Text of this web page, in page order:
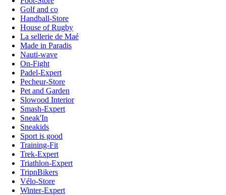
Golf and co
Handball-Store
House of Rugby
La sellerie de Maé
Made in Paradis
Nauti-wave
On-Fight
Padel-Expert
Pecheur-Store
Pet and Garden
Slowood Interior
Smash-Expert
Sneak'In
Sneakids
Sport is good
Training-Fit
Trek-Expert
Triathlon-Expert
TripnBikers
Vélo-Store
Winter-Expert